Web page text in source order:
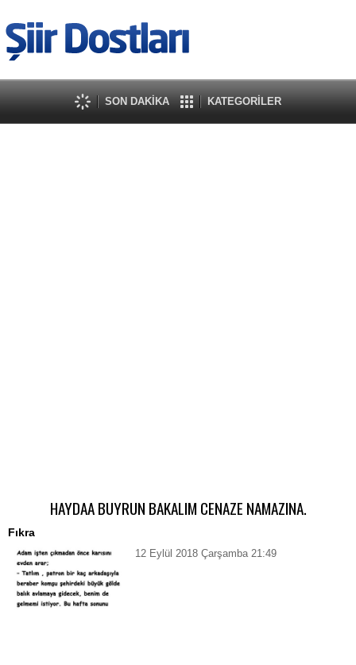
SON DAKİKA KATEGORİLER
HAYDAA BUYRUN BAKALIM CENAZE NAMAZINA.
Fıkra
12 Eylül 2018 Çarşamba 21:49